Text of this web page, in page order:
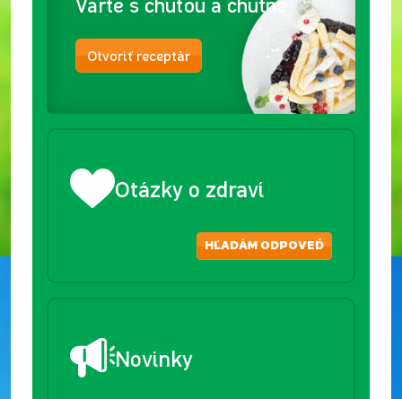
Otvoriť receptár
Otázky o zdraví
HĽADÁM ODPOVEĎ
Novinky